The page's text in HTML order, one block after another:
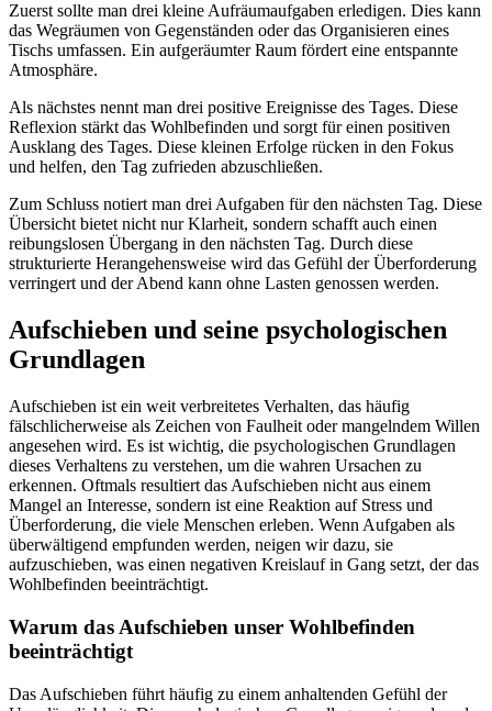
Zuerst sollte man drei kleine Aufräumaufgaben erledigen. Dies kann
das Wegräumen von Gegenständen oder das Organisieren eines
Tischs umfassen. Ein aufgeräumter Raum fördert eine entspannte
Atmosphäre.
Als nächstes nennt man drei positive Ereignisse des Tages. Diese
Reflexion stärkt das Wohlbefinden und sorgt für einen positiven
Ausklang des Tages. Diese kleinen Erfolge rücken in den Fokus
und helfen, den Tag zufrieden abzuschließen.
Zum Schluss notiert man drei Aufgaben für den nächsten Tag. Diese
Übersicht bietet nicht nur Klarheit, sondern schafft auch einen
reibungslosen Übergang in den nächsten Tag. Durch diese
strukturierte Herangehensweise wird das Gefühl der Überforderung
verringert und der Abend kann ohne Lasten genossen werden.
Aufschieben und seine psychologischen
Grundlagen
Aufschieben ist ein weit verbreitetes Verhalten, das häufig
fälschlicherweise als Zeichen von Faulheit oder mangelndem Willen
angesehen wird. Es ist wichtig, die psychologischen Grundlagen
dieses Verhaltens zu verstehen, um die wahren Ursachen zu
erkennen. Oftmals resultiert das Aufschieben nicht aus einem
Mangel an Interesse, sondern ist eine Reaktion auf Stress und
Überforderung, die viele Menschen erleben. Wenn Aufgaben als
überwältigend empfunden werden, neigen wir dazu, sie
aufzuschieben, was einen negativen Kreislauf in Gang setzt, der das
Wohlbefinden beeinträchtigt.
Warum das Aufschieben unser Wohlbefinden
beeinträchtigt
Das Aufschieben führt häufig zu einem anhaltenden Gefühl der